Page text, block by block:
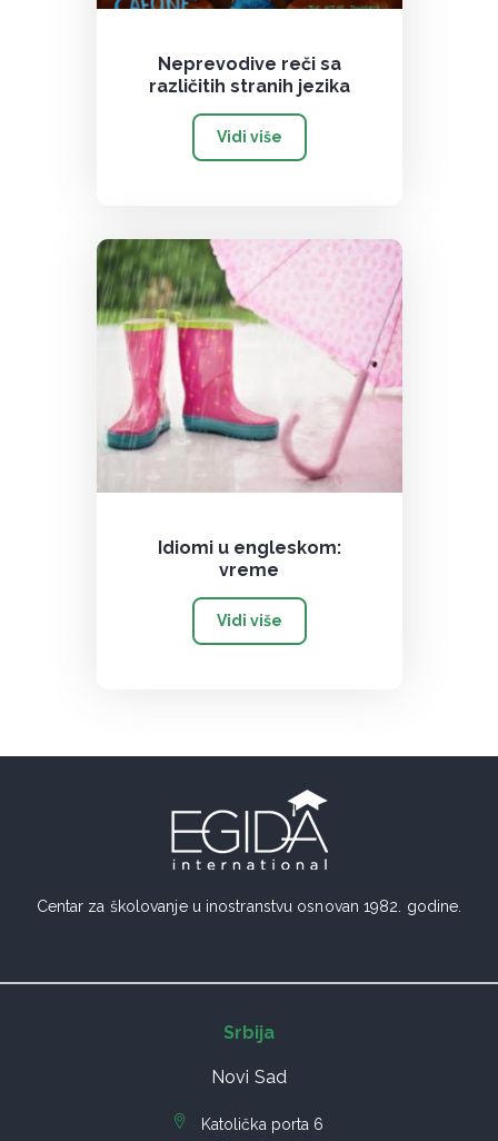
Neprevodive reči sa
različitih stranih jezika
Vidi više
Idiomi u engleskom:
vreme
Vidi više
Centar za školovanje u inostranstvu osnovan 1982. godine.
Srbija
Novi Sad
Katolička porta 6